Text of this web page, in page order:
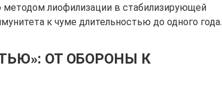
методом лиофилизации в стабилизирующей
к чуме длительностью до одного года.
ОТ ОБОРОНЫ К